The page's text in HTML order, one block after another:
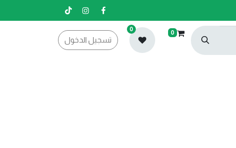
0
0
تسجيل الدخول